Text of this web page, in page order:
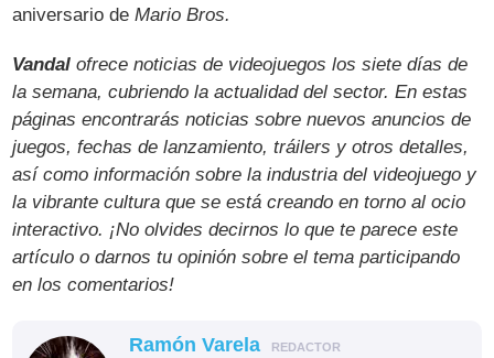
aniversario deMario Bros.
Vandal ofrece noticias de videojuegos los siete días de
la semana, cubriendo la actualidad del sector. En estas
páginas encontrarás noticias sobre nuevos anuncios de
juegos, fechas de lanzamiento, tráilers y otros detalles,
así como información sobre la industria del videojuego y
la vibrante cultura que se está creando en torno al ocio
interactivo. ¡No olvides decirnos lo que te parece este
artículo o darnos tu opinión sobre el tema participando
en los comentarios!
Ramón Varela REDACTOR